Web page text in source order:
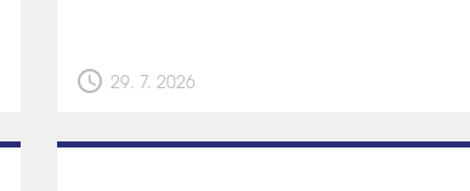
schedule 29. 7. 2026